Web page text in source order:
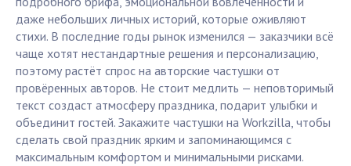
даже небольших личных историй, которые оживляют
стихи. В последние годы рынок изменился — заказчики всё
чаще хотят нестандартные решения и персонализацию,
поэтому растёт спрос на авторские частушки от
провёренных авторов. Не стоит медлить — неповторимый
текст создаст атмосферу праздника, подарит улыбки и
объединит гостей. Закажите частушки на Workzilla, чтобы
сделать свой праздник ярким и запоминающимся с
максимальным комфортом и минимальными рисками.